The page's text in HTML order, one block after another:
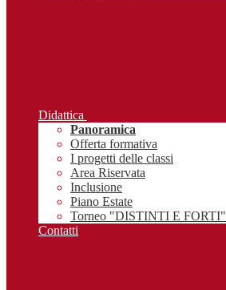
Didattica
Panoramica
Offerta formativa
I progetti delle classi
Area Riservata
Inclusione
Piano Estate
Torneo "DISTINTI E FORTI"
Contatti